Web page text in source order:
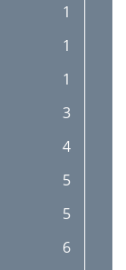
1
1
1
3
4
5
5
6